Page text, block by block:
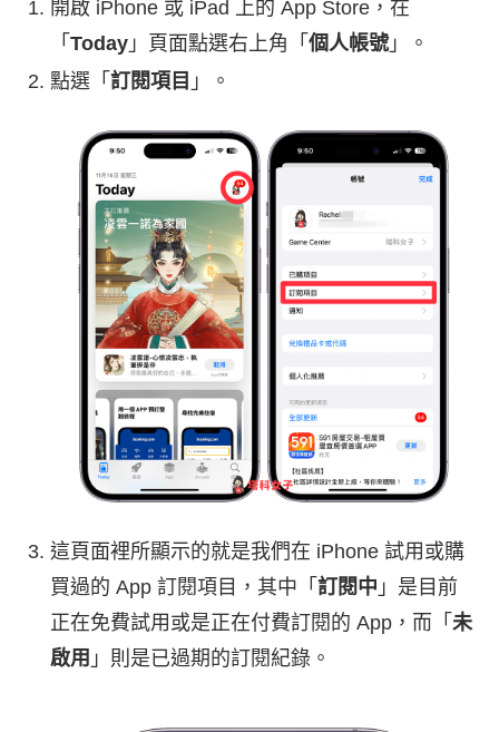
開啟 iPhone 或 iPad 上的 App Store，在
「 Today 」頁面點選右上角「 個人帳號」。
點選「 訂閱項目 」。
這頁面裡所顯示的就是我們在 iPhone 試用或購
買過的 App 訂閱項目，其中「 訂閱中 」是目前
正在免費試用或是正在付費訂閱的 App，而「 未
啟用 」則是已過期的訂閱紀錄。